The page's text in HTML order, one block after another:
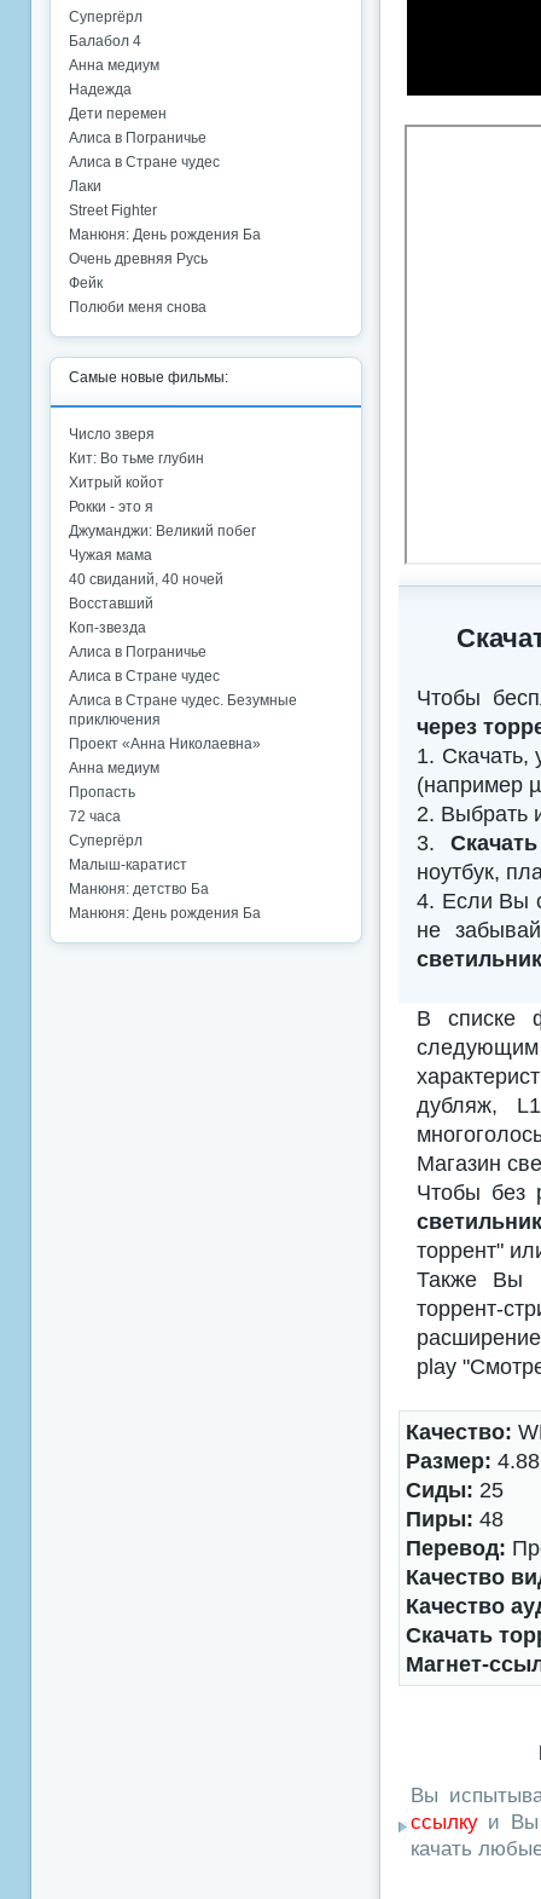
Чтобы
через
1. Скачать,
(например
2. Выбрать
3.
ноутбук,
4. Если Вы
не
В списке
дубляж,
Магазин
Чтобы без
торрент"
Также Вы
торрент-
play
Качество:
Размер:
Сиды: 25
Пиры: 48
Перевод:
Качество
Качество
Скачать
Магнет-
Вы
ссылку и Вы
качать
Супергёрл
Балабол 4
Анна медиум
Надежда
Дети перемен
Алиса в Пограничье
Алиса в Стране чудес
Лаки
Street Fighter
Манюня: День рождения Ба
Очень древняя Русь
Фейк
Полюби меня снова
Самые новые фильмы:
Число зверя
Кит: Во тьме глубин
Хитрый койот
Рокки - это я
Джуманджи: Великий побег
Чужая мама
40 свиданий, 40 ночей
Восставший
Коп-звезда
Алиса в Пограничье
Алиса в Стране чудес
Алиса в Стране чудес. Безумные
приключения
Проект «Анна Николаевна»
Анна медиум
Пропасть
72 часа
Супергёрл
Малыш-каратист
Манюня: детство Ба
Манюня: День рождения Ба